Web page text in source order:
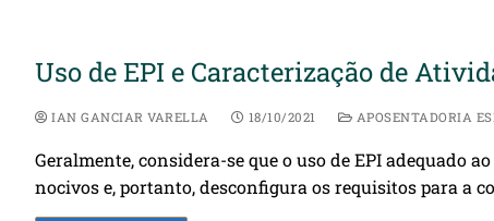
Uso de EPI e Caracterização de
IAN GANCIAR VARELLA 18/10/2021 APOSENTADORIA
Geralmente, considera-se que o uso de EPI adequado
nocivos e, portanto, desconfigura os requisitos para a